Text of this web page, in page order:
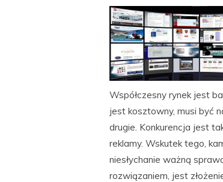
Współczesny rynek jest
jest kosztowny, musi być
drugie. Konkurencja jest
reklamy. Wskutek tego,
niesłychanie ważną
rozwiązaniem, jest